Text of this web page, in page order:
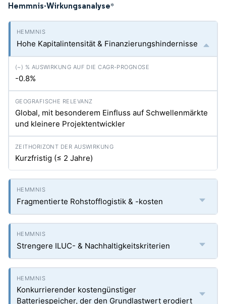
Hemmnis-Wirkungsanalyse*
Hohe Kapitalintensität & Finanzierungshindernisse
-0.8%
Global, mit besonderem Einfluss auf Schwellenmärkte
und kleinere Projektentwickler
Kurzfristig (≤ 2 Jahre)
Fragmentierte Rohstofflogistik & -kosten
Strengere ILUC- & Nachhaltigkeitskriterien
Konkurrierender kostengünstiger
Batteriespeicher, der den Grundlastwert erodiert